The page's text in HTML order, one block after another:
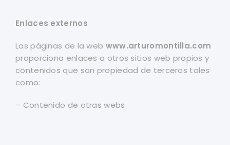
Enlaces externos
Las páginas de la web www.arturomontilla.com
proporciona enlaces a otros sitios web propios y
contenidos que son propiedad de terceros tales
como:
– Contenido de otras webs